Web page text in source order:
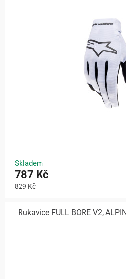
Skladem
787 Kč
829 Kč
Rukavice FULL BORE V2,